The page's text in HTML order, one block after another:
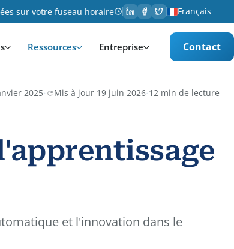
sur votre fuseau horaire Français
Ressources Entreprise Contact
2025· Mis à jour 19 juin 2026·12 min de lecture
et l'innovation dans le